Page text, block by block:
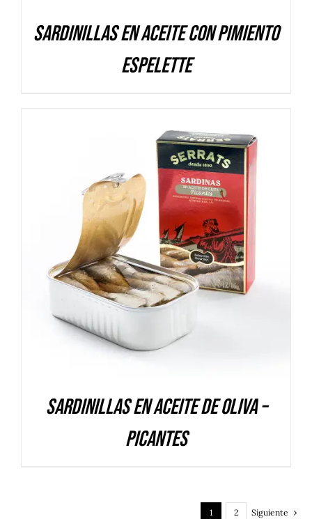
Sardinillas en aceite con pimiento
Espelette
DETALLES
Sardinillas en aceite de oliva –
Picantes
1 2 Siguiente